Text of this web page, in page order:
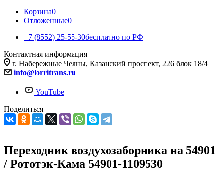
Корзина0
Отложенные0
+7 (8552) 25-55-30бесплатно по РФ
Контактная информация
г. Набережные Челны, Казанский проспект, 226 блок 18/4
info@lorritrans.ru
YouTube
Поделиться
Переходник воздухозаборника на 54901
/ Рототэк-Кама 54901-1109530